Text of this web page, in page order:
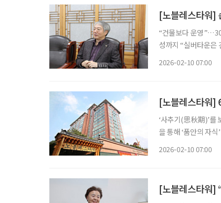
“건물보다 운영”…300명 삶 책임
성까지 “실버타운은 건물보다 ‘운영’입니다. 어르신 300명을 모신다는 건, 공부해서 되는 일
2026-02-10 07:00
[노블레스타워]
‘사추기(思秋期)’를
을 통해 ‘품안의 자
2026-02-10 07:00
[노블레스타워]